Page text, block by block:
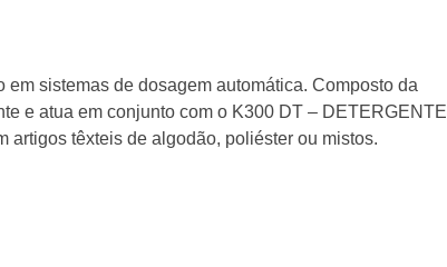
sistemas de dosagem automática. Composto da
e atua em conjunto com o K300 DT – DETERGENTE
artigos têxteis de algodão, poliéster ou mistos.